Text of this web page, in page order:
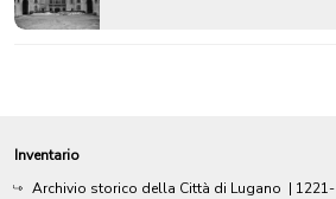
Inventario
Archivio storico della Città di Lugano | 1221-